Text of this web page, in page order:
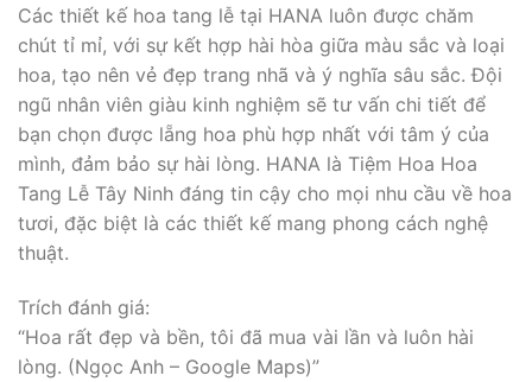
Các thiết kế hoa tang lễ tại HANA luôn được chăm
chút tỉ mỉ, với sự kết hợp hài hòa giữa màu sắc và loại
hoa, tạo nên vẻ đẹp trang nhã và ý nghĩa sâu sắc. Đội
ngũ nhân viên giàu kinh nghiệm sẽ tư vấn chi tiết để
bạn chọn được lẵng hoa phù hợp nhất với tâm ý của
mình, đảm bảo sự hài lòng. HANA là Tiệm Hoa Hoa
Tang Lễ Tây Ninh đáng tin cậy cho mọi nhu cầu về hoa
tươi, đặc biệt là các thiết kế mang phong cách nghệ
thuật.
Trích đánh giá:
“Hoa rất đẹp và bền, tôi đã mua vài lần và luôn hài
lòng. (Ngọc Anh – Google Maps)”